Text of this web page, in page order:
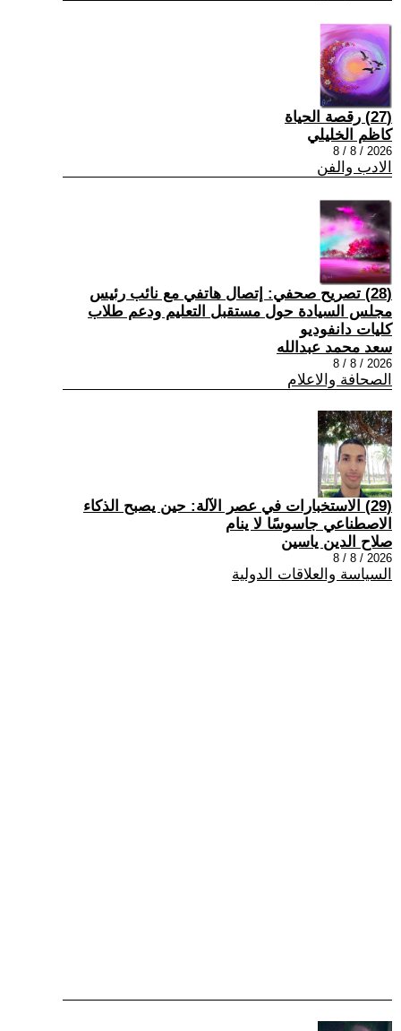
(27) رقصة الحياة
كاظم الخليلي
2026 / 8 / 8
الادب والفن
(28) تصريح صحفي: إتصال هاتفي مع نائب رئيس
مجلس السيادة حول مستقبل التعليم ودعم طلاب
كليات دانفوديو
سعد محمد عبدالله
2026 / 8 / 8
الصحافة والاعلام
(29) الاستخبارات في عصر الآلة: حين يصبح الذكاء
الاصطناعي جاسوسًا لا ينام
صلاح الدين ياسين
2026 / 8 / 8
السياسة والعلاقات الدولية